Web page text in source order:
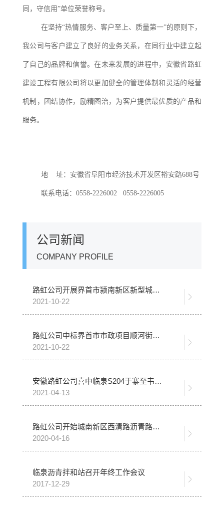
同，守信用”单位荣誉称号。
在坚持“热情服务、客户至上、质量第一”的原则下，
我公司与客户建立了良好的业务关系，在同行业中建立起
了自己的品牌和信誉。在未来发展的进程中，安徽省路虹
建设工程有限公司将以更加健全的管理体制和灵活的经营
机制，团结协作，励精图治，为客户提供最优质的产品和
服务。
地 址：安徽省阜阳市经济技术开发区裕安路688号
联系电话：0558-2226002 0558-2226005
公司新闻
COMPANY PROFILE
路虹公司开展界首市颍南新区新型城镇化8条市政道路沥青面层分包工程施工
2021-10-22
路虹公司中标界首市市政项目顺河街沥青路面工程
2021-10-22
安徽路虹公司喜中临泉S204于寨至韦寨段改建沥青路面施工二标段
2021-04-13
路虹公司开始城南新区西清路沥青路面施工
2020-04-16
临泉沥青拌和站召开年终工作会议
2017-12-29